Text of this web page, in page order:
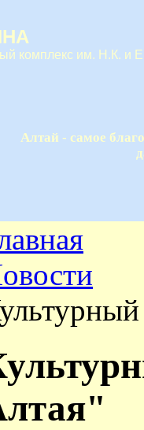
комплекс им. Н.К. и
Алтай - самое